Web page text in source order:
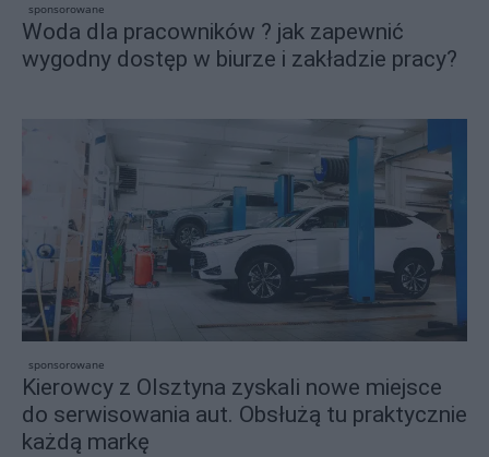
sponsorowane
Woda dla pracowników ? jak zapewnić
wygodny dostęp w biurze i zakładzie pracy?
sponsorowane
Kierowcy z Olsztyna zyskali nowe miejsce
do serwisowania aut. Obsłużą tu praktycznie
każdą markę